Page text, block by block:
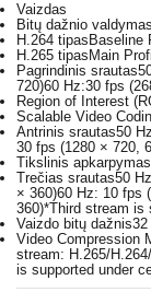
Vaizdas
Bitų dažnio valdymas
H.264 tipas Baseline
H.265 tipas Main
Pagrindinis srautas
720)60 Hz:30 fps
Region of Interest
Scalable Video
Antrinis srautas50
30 fps (1280 × 720,
Tikslinis apkarpymas
Trečias srautas50
× 360)60 Hz: 10 fps
360)*Third stream is
Vaizdo bitų dažnis32
Video Compression
stream: H.265/
is supported under